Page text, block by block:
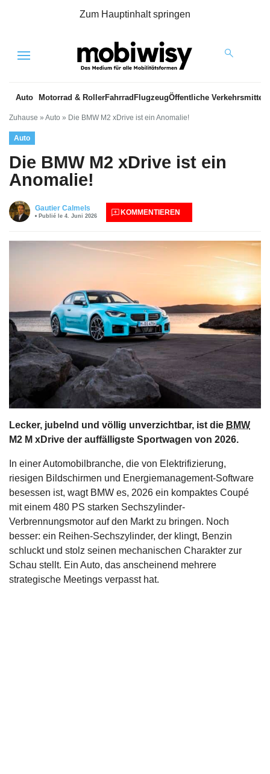
Zum Hauptinhalt springen
Menu
Auto Motorrad & RollerFahrrad FlugzeugÖffentliche Verkehrsmittel
Zuhause » Auto » Die BMW M2 xDrive ist ein Anomalie!
Auto
Die BMW M2 xDrive ist ein
Anomalie!
Gautier Calmels
Publié le 4. Juni 2026 KOMMENTIEREN
Lecker, jubelnd und völlig unverzichtbar, ist die BMW
M2 M xDrive der auffälligste Sportwagen von 2026.
In einer Automobilbranche, die von Elektrifizierung,
riesigen Bildschirmen und Energiemanagement-Software
besessen ist, wagt BMW es, 2026 ein kompaktes Coupé
mit einem 480 PS starken Sechszylinder-
Verbrennungsmotor auf den Markt zu bringen. Noch
besser: ein Reihen-Sechszylinder, der klingt, Benzin
schluckt und stolz seinen mechanischen Charakter zur
Schau stellt. Ein Auto, das anscheinend mehrere
strategische Meetings verpasst hat.